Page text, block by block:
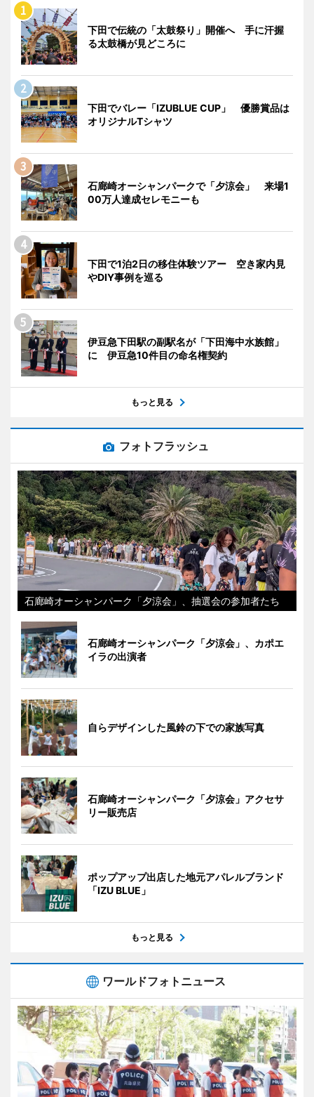
下田で伝統の「太鼓祭り」開催へ 手に汗握
る太鼓橋が見どころに
下田でバレー「IZUBLUE CUP」 優勝賞品は
オリジナルTシャツ
石廊崎オーシャンパークで「夕涼会」 来場1
00万人達成セレモニーも
下田で1泊2日の移住体験ツアー 空き家内見
やDIY事例を巡る
伊豆急下田駅の副駅名が「下田海中水族館」
に 伊豆急10件目の命名権契約
もっと見る
フォトフラッシュ
石廊崎オーシャンパーク「夕涼会」、抽選会の参加者たち
石廊崎オーシャンパーク「夕涼会」、カポエ
イラの出演者
自らデザインした風鈴の下での家族写真
石廊崎オーシャンパーク「夕涼会」アクセサ
リー販売店
ポップアップ出店した地元アパレルブランド
「IZU BLUE」
もっと見る
ワールドフォトニュース